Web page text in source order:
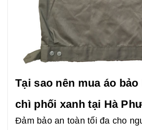
Tại sao nên mua áo
chì phối xanh tại Hà
Đảm bảo an toàn tối đa cho